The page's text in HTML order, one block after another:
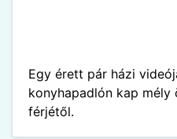
Egy érett pár házi
konyhapadlón kap mély
férjétől.